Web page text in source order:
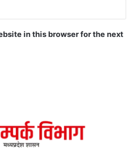
in this browser for the next